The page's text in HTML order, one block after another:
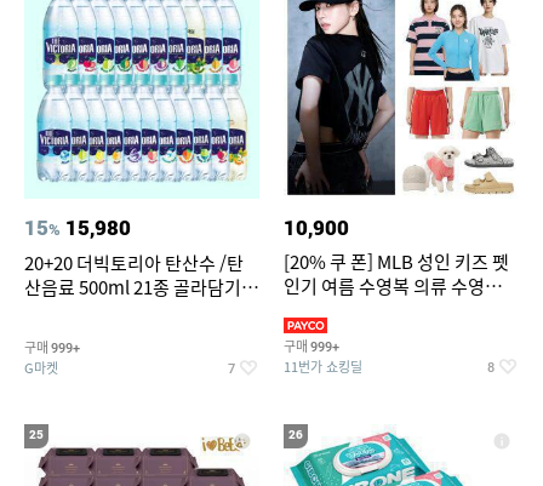
15% 15,980
20+20 더빅토리아 탄산수 /탄
산음료 500ml 21종 골라담기
구매 999+
G마켓 7
10,900
[20% 쿠 폰] MLB 성인 키즈 펫
인기 여름 수영복 의류 수영복
구매 999+
11번가 쇼킹딜 8
25 26